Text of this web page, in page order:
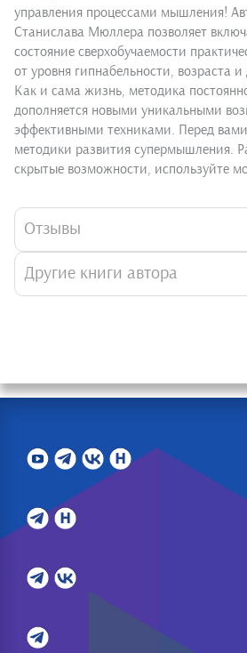
управления процессами мышления!
Станислава Мюллера позволяет
состояние сверхобучаемости
от уровня гипнабельности, возраста
Как и сама жизнь, методика
дополняется новыми уникальными
эффективными техниками. Перед
методики развития супермышления.
скрытые возможности, используйте
Отзывы
Другие книги автора